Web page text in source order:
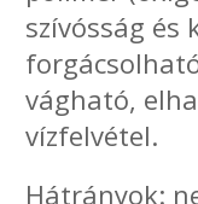
szívósság és
vágható,
vízfelvétel.
Hátrányok: